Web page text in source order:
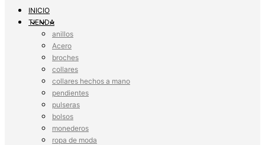
INICIO
TIENDA
anillos
Acero
broches
collares
collares hechos a mano
pendientes
pulseras
bolsos
monederos
ropa de moda